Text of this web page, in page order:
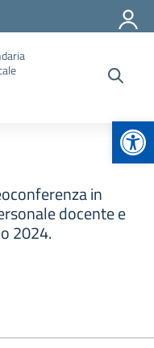
in
docente e
2024.